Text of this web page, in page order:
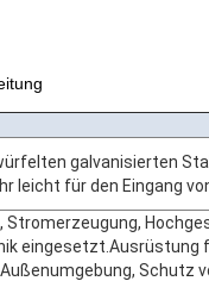
galvanisierten
für den Eingang
Stromerzeugung,
Schutz